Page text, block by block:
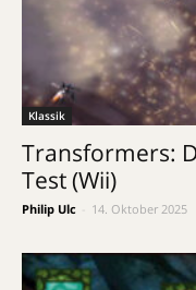
Klassik
Transformers:
Test (Wii)
Philip Ulc 14. Oktober 2025